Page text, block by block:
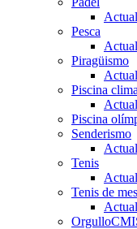
Pesca
Piragüismo
Piscina
Piscina
Senderismo
Tenis
Tenis de